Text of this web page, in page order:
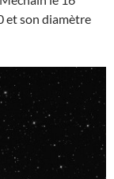
et son diamètre